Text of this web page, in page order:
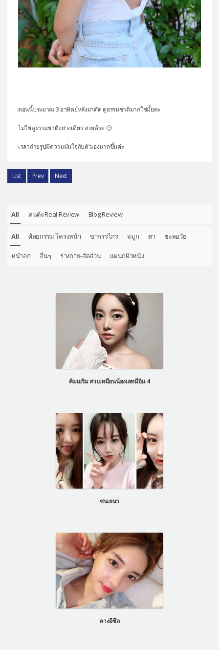
ตอนนี้ประมาณ 3 อาทิตย์หลังผ่าตัด ดูธรรมชาติมากใช่มั้ยคะ
ไม่ใช่ดูธรรมชาติอย่างเดียว สวยด้วย 🙂
เวลาถ่ายรูปมีความมั่นใจกับตัวเองมากขึ้นค่ะ
List Prev Next
All คนดัง Real Review Blog Review
All ศัลยกรรม โครงหน้า ขากรรไกร จมูก ตา ชะลอวัย
หน้าอก อื่นๆ ร่างกาย-สัดส่วน แผนกผิวหนัง
คิมเยริม สวยเหมือนน้องเลทมีอิน 4
ซนเยนา
คางอีซึล